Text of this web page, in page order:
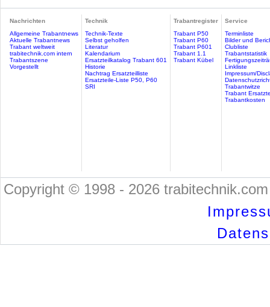
Nachrichten
Allgemeine Trabantnews
Aktuelle Trabantnews
Trabant weltweit
trabitechnik.com intern
Trabantszene
Vorgestellt
Technik
Technik-Texte
Selbst geholfen
Literatur
Kalendarium
Ersatzteilkatalog Trabant 601
Historie
Nachtrag Ersatzteilliste
Ersatzteile-Liste P50, P60
SRI
Trabantregister
Trabant P50
Trabant P60
Trabant P601
Trabant 1.1
Trabant Kübel
Service
Terminliste
Bilder und
Clubliste
Trabantstatistik
Linkliste
Impressum/
Trabantwitze
Trabant
Trabantkosten
Copyright © 1998 - 2026